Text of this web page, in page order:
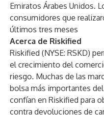
Emiratos Árabes Unidos.
consumidores que
últimos tres meses
Acerca de Riskified
Riskified (NYSE: RSKD)
el crecimiento del
riesgo. Muchas de las
bolsa más importantes
confían en Riskified para
contra devoluciones de